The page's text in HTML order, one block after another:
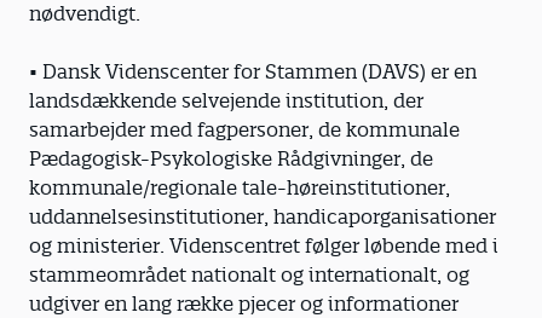
nødvendigt.
• Dansk Videnscenter for Stammen (DAVS) er en
landsdækkende selvejende institution, der
samarbejder med fagpersoner, de kommunale
Pædagogisk-Psykologiske Rådgivninger, de
kommunale/regionale tale-høreinstitutioner,
uddannelsesinstitutioner, handicaporganisationer
og ministerier. Videnscentret følger løbende med i
stammeområdet nationalt og internationalt, og
udgiver en lang række pjecer og informationer